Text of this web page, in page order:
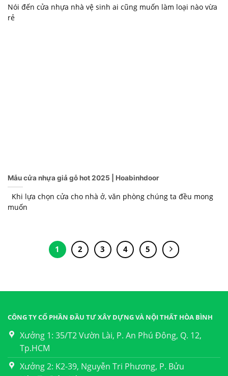
Nói đến cửa nhựa nhà vệ sinh ai cũng muốn làm loại nào vừa
rẻ
Mẫu cửa nhựa giả gỗ hot 2025 | Hoabinhdoor
Khi lựa chọn cửa cho nhà ở, văn phòng chúng ta đều mong
muốn
1 2 3 4 5
CÔNG TY CỔ PHẦN ĐẦU TƯ XÂY DỰNG VÀ NỘI THẤT HÒA BÌNH
Xưởng 1: 35/T2 Vườn Lài, P. An Phú Đông, Q. 12,
Tp.HCM
Xưởng 2: K2-39, Nguyễn Tri Phương, P. Bửu